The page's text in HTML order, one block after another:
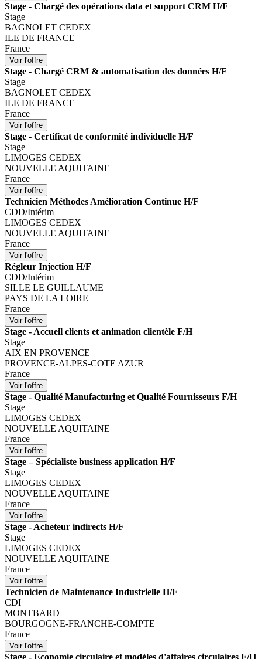
Stage - Chargé des opérations data et support CRM H/F
Stage
BAGNOLET CEDEX
ILE DE FRANCE
France
Stage - Chargé CRM & automatisation des données H/F
Stage
BAGNOLET CEDEX
ILE DE FRANCE
France
Stage - Certificat de conformité individuelle H/F
Stage
LIMOGES CEDEX
NOUVELLE AQUITAINE
France
Technicien Méthodes Amélioration Continue H/F
CDD/Intérim
LIMOGES CEDEX
NOUVELLE AQUITAINE
France
Régleur Injection H/F
CDD/Intérim
SILLE LE GUILLAUME
PAYS DE LA LOIRE
France
Stage - Accueil clients et animation clientèle F/H
Stage
AIX EN PROVENCE
PROVENCE-ALPES-COTE AZUR
France
Stage - Qualité Manufacturing et Qualité Fournisseurs F/H
Stage
LIMOGES CEDEX
NOUVELLE AQUITAINE
France
Stage – Spécialiste business application H/F
Stage
LIMOGES CEDEX
NOUVELLE AQUITAINE
France
Stage - Acheteur indirects H/F
Stage
LIMOGES CEDEX
NOUVELLE AQUITAINE
France
Technicien de Maintenance Industrielle H/F
CDI
MONTBARD
BOURGOGNE-FRANCHE-COMPTE
France
Stage - Economie circulaire et modèles d'affaires circulaires F/H